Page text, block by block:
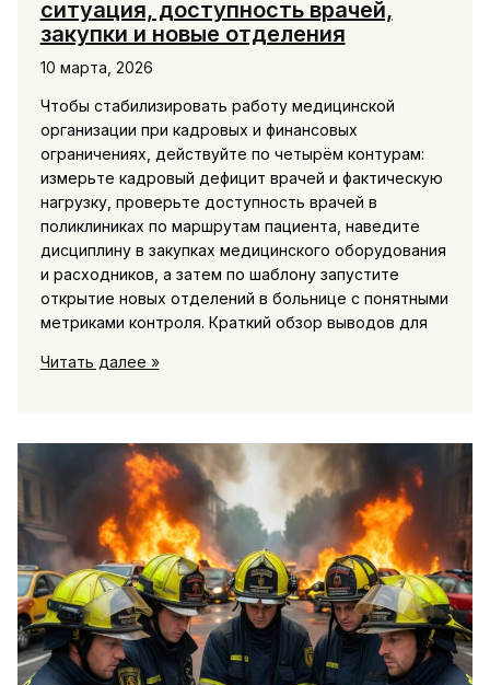
ситуация, доступность врачей,
закупки и новые отделения
10 марта, 2026
Чтобы стабилизировать работу медицинской
организации при кадровых и финансовых
ограничениях, действуйте по четырём контурам:
измерьте кадровый дефицит врачей и фактическую
нагрузку, проверьте доступность врачей в
поликлиниках по маршрутам пациента, наведите
дисциплину в закупках медицинского оборудования
и расходников, а затем по шаблону запустите
открытие новых отделений в больнице с понятными
метриками контроля. Краткий обзор выводов для
Здравоохранение:
новые
отделения
Читать далее »